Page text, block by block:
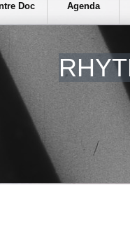
Doc Agenda